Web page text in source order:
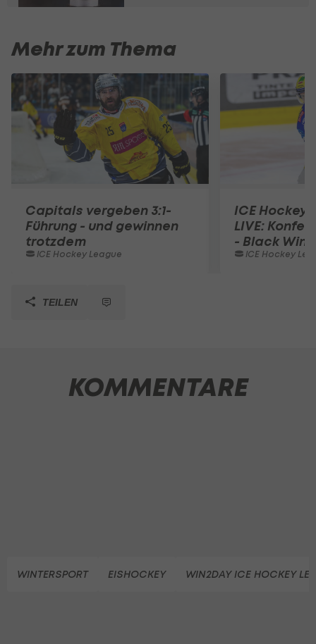
Mehr zum Thema
Capitals vergeben 3:1-
Führung - und gewinnen
trotzdem
ICE Hockey League
ICE Hockey
LIVE:
- Black
ICE Hockey
TEILEN
KOMMENTARE
WINTERSPORT EISHOCKEY WIN2DAY ICE HOCKEY